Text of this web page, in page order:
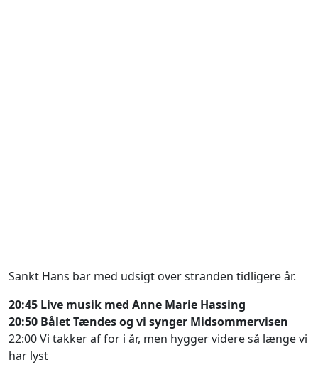
Sankt Hans bar med udsigt over stranden tidligere år.
20:45 Live musik med Anne Marie Hassing
20:50 Bålet Tændes og vi synger Midsommervisen
22:00 Vi takker af for i år, men hygger videre så længe vi
har lyst